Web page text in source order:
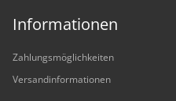
Informationen
Zahlungsmöglichkeiten
Versandinformationen